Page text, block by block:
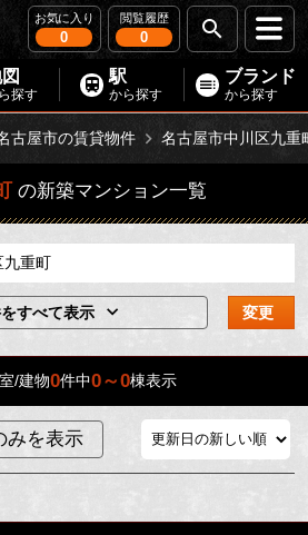
お気に入り
0
閲覧履歴
0
探す
駅
から探す
ブランド
から探す
古屋市の賃貸物件 名古屋市中川区九重
の新築マンション一覧
九重町
すべて表示 変更
/建物0件中0～0棟表示
みを表示